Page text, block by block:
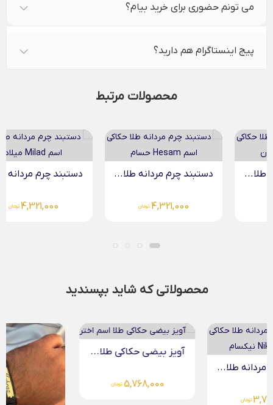
می تونم حضوری برای خرید بیام؟
پیج اینستاگرام هم دارید؟
محصولات مرتبط
دستبند چرم مردانه طلا...
تومان
دستبند چرم مردانه طلا...
تومان
محصولاتی که شاید بپسندید
آویز بیضی حکاکی طلا...